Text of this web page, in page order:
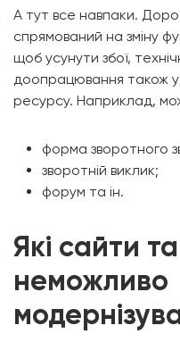
А тут все навпаки.
спрямований на зміну
щоб усунути збої,
доопрацювання також
ресурсу. Наприклад,
форма зворотного
зворотній виклик;
форум та ін.
Які сайти
неможливо